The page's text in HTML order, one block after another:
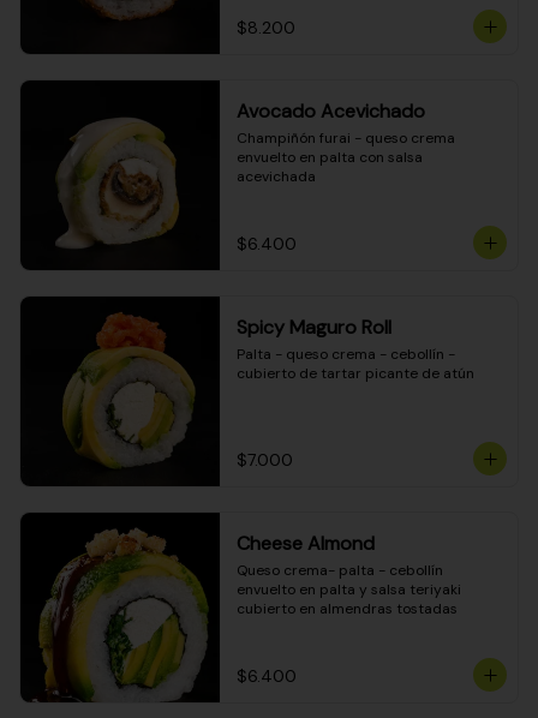
$8.200
Avocado Acevichado
Champiñón furai - queso crema
envuelto en palta con salsa
acevichada
$6.400
Spicy Maguro Roll
Palta - queso crema - cebollín -
cubierto de tartar picante de atún
$7.000
Cheese Almond
Queso crema- palta - cebollín
envuelto en palta y salsa teriyaki
cubierto en almendras tostadas
$6.400